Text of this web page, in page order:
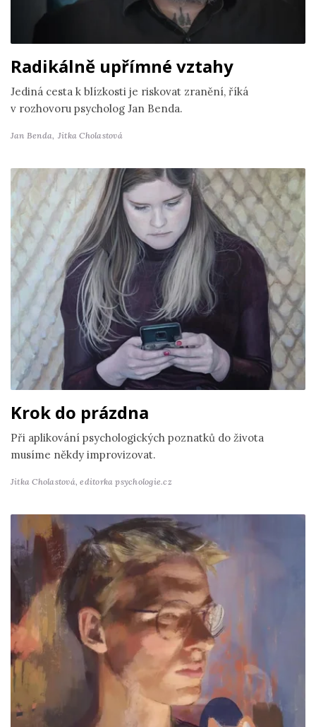
Radikálně upřímné vztahy
Jediná cesta k blízkosti je riskovat zranění, říká
v rozhovoru psycholog Jan Benda.
Jan Benda, Jitka Cholastová
Krok do prázdna
Při aplikování psychologických poznatků do života
musíme někdy improvizovat.
Jitka Cholastová,editorka psychologie.cz